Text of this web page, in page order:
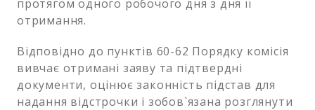
протягом одного робочого дня з дня її
отримання.
Відповідно до пунктів 60-62 Порядку комісія
вивчає отримані заяву та підтвердні
документи, оцінює законність підстав для
надання відстрочки і зобов`язана розглянути